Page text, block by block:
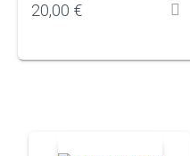
20,00 €